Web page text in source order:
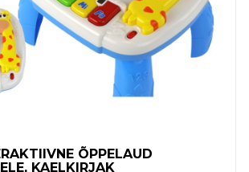
ÕPPELAUD
KAELKIRJAK